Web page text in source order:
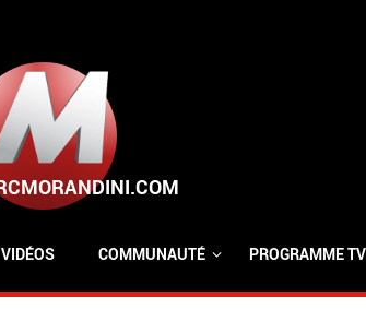
VIDÉOS COMMUNAUTÉ PROGRAMME TV